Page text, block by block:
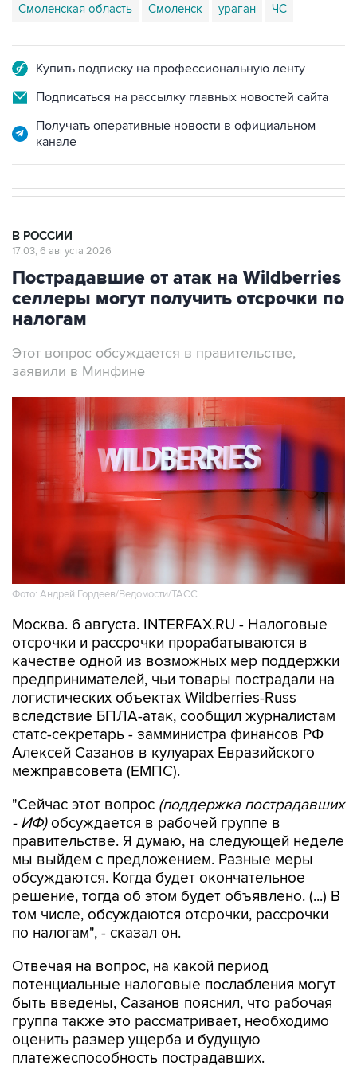
Подписаться на рассылку главных новостей сайта
Получать оперативные новости в официальном
Пострадавшие от атак на Wildberries
селлеры могут получить отсрочки по
налогам
Этот вопрос обсуждается в правительстве,
Фото: Андрей Гордеев/Ведомости/ТАСС
Москва. 6 августа. INTERFAX.RU - Налоговые
качестве одной из возможных мер поддержки
предпринимателей, чьи товары пострадали на
логистических объектах Wildberries-Russ
вследствие БПЛА-атак, сообщил журналистам
статс-секретарь - замминистра финансов РФ
Алексей Сазанов в кулуарах Евразийского
межправсовета (ЕМПС).
"Сейчас этот вопрос(поддержка пострадавших
правительстве. Я думаю, на следующей неделе
мы выйдем с предложением. Разные меры
обсуждаются. Когда будет окончательное
решение, тогда об этом будет объявлено. (...) В
том числе, обсуждаются отсрочки, рассрочки
по налогам", - сказал он.
Отвечая на вопрос, на какой период
быть введены, Сазанов пояснил, что рабочая
группа также это рассматривает, необходимо
оценить размер ущерба и будущую
платежеспособность пострадавших.
Помимо мер для продавцов, обсуждаются и